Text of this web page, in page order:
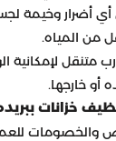
أضرار وخيمة لجسم
من المياه.
متنقل لإمكانية
أو خارجها.
خزانات
والخصومات